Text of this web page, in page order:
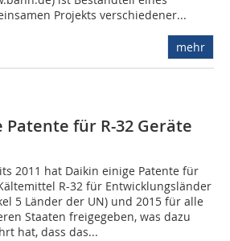
Projekts verschiedener...
mehr
für R-32 Geräte
2011 hat Daikin einige Patente für
R-32 für Entwicklungsländer
5 Länder der UN) und 2015 für alle
Staaten freigegeben, was dazu
hat, dass das...